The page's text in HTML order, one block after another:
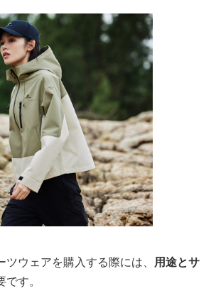
ウェアを購入する際には、 用途とサ
す。